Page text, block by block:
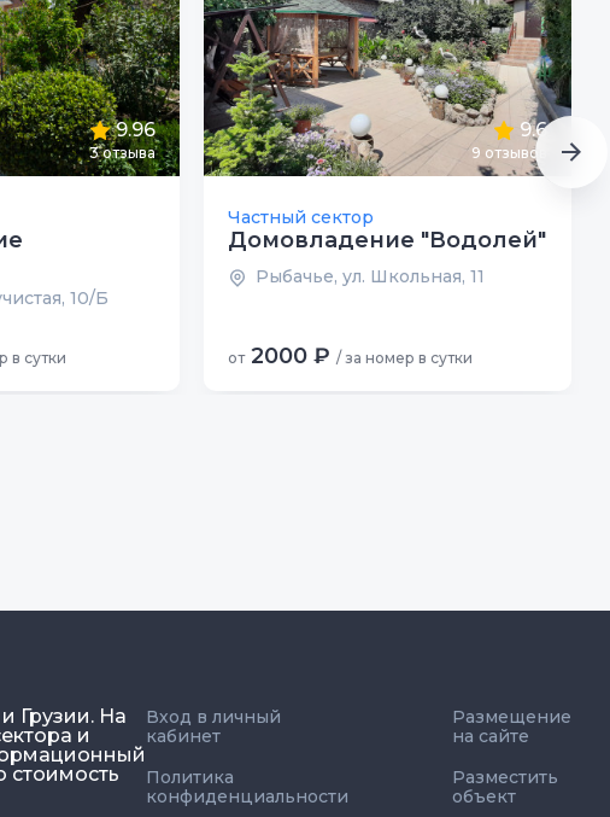
9.96
3отзыва
10/Б
в сутки
9.6
9 отзывов
Частный сектор
Домовладение "Водолей"
Рыбачье, ул. Школьная, 11
от 2000 ₽ / за номер в сутки
Грузии. На
и
стоимость
Вход в личный
кабинет
Политика
конфиденциальности
Размещение
на сайте
Разместить
объект